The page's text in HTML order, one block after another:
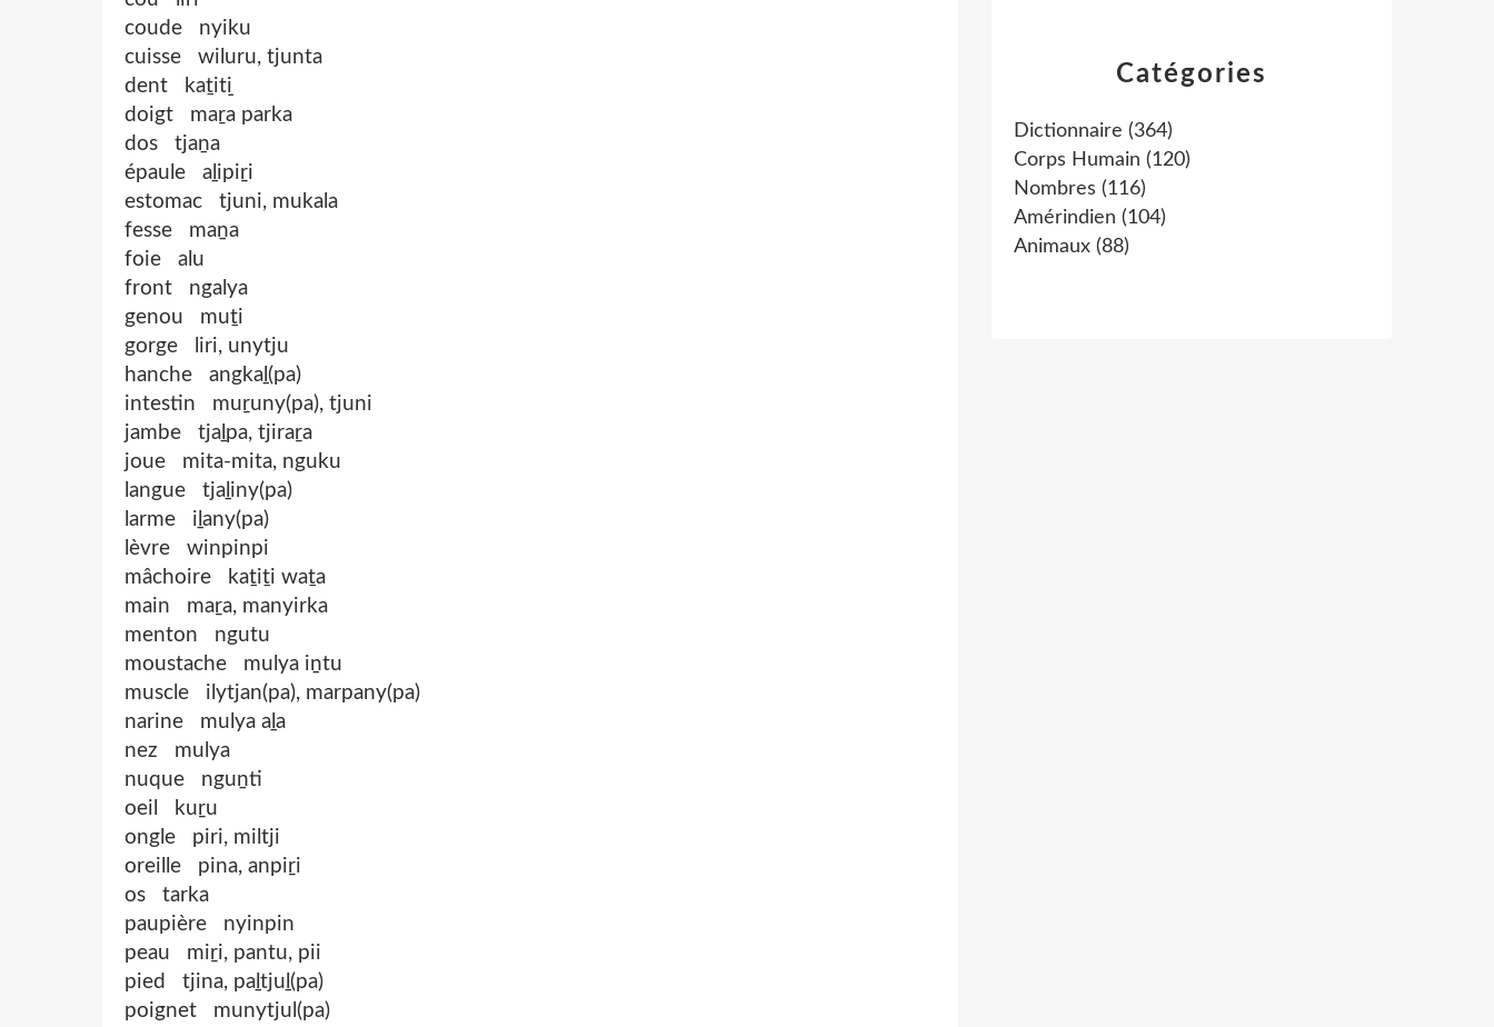
coude nyiku
cuisse wiluru, tjunta
dent kaṯit̠i
doigt maṟa parka
dos tjaṉa
épaule aḻipiṟi
estomac tjuni, mukala
fesse maṉa
foie alu
front ngalya
genou muṯi
gorge liri, unytju
hanche angkaḻ(pa)
intestin muṟuny(pa), tjuni
jambe tjaḻpa, tjiraṟa
joue mita-mita, nguku
langue tjaḻiny(pa)
larme iḻany(pa)
lèvre winpinpi
mâchoire kaṯiṯi waṯa
main maṟa, manyirka
menton ngutu
moustache mulya iṉtu
muscle ilytjan(pa), marpany(pa)
narine mulya aḻa
nez mulya
nuque nguṉti
oeil kuṟu
ongle piri, miltji
oreille pina, anpiṟi
os tarka
paupière nyinpin
peau miṟi, pantu, pii
pied tjina, paḻtjuḻ(pa)
poignet munytjul(pa)
Catégories
Dictionnaire (364)
Corps Humain (120)
Nombres (116)
Amérindien (104)
Animaux (88)